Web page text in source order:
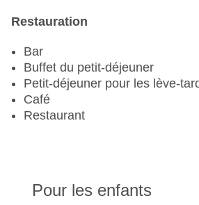
terrasse ensoleillée
Nombre total de chambres : 200
Piscines : piscine «Indoor »,
Modes de paiement : American
Club, Mastercard, Visa
Catégorie nationale : 5 étoiles
Restauration
Bar
Buffet du petit-déjeuner
Petit-déjeuner pour les lève-
Café
Restaurant
Pour les enfants